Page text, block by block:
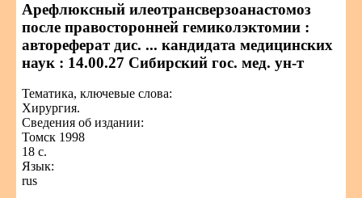
Арефлюксный илеотрансверзоанастомоз
после правосторонней гемиколэктомии :
автореферат дис. ... кандидата медицинских
наук : 14.00.27 Сибирский гос. мед. ун-т
Тематика, ключевые слова:
Хирургия.
Сведения об издании:
Томск 1998
18 с.
Язык:
rus